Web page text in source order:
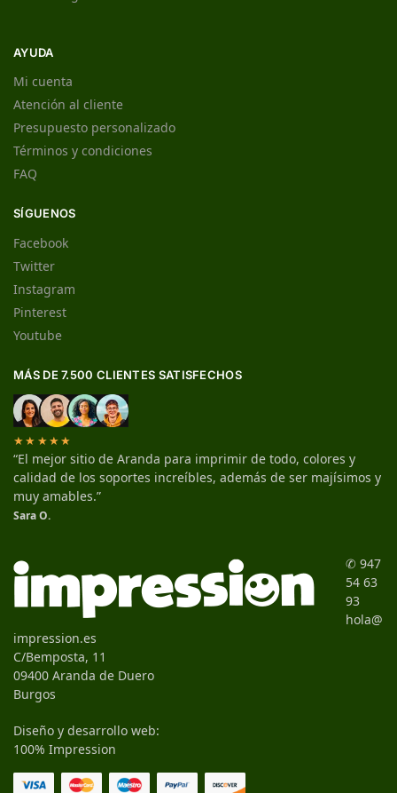
AYUDA
Mi cuenta
Atención al cliente
Presupuesto personalizado
Términos y condiciones
FAQ
SÍGUENOS
Facebook
Twitter
Instagram
Pinterest
Youtube
MÁS DE 7.500 CLIENTES SATISFECHOS
★★★★★
“El mejor sitio de Aranda para imprimir de todo, colores y
calidad de los soportes increíbles, además de ser majísimos y
muy amables.”
Sara O.
✆ 947
54 63
93
hola@
impression.es
C/Bemposta, 11
09400 Aranda de Duero
Burgos
Diseño y desarrollo web:
100% Impression